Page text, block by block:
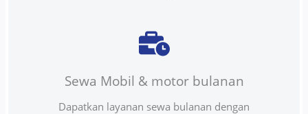
Sewa Mobil & motor bulanan
Dapatkan layanan sewa bulanan dengan